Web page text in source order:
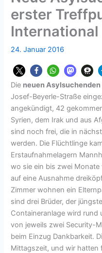
erster
International
24. Januar 2016
Die neuen Asylsuchenden
Josef-Beyerle-Straße
angekündigt, 42
Syrien, dem Irak und aus
sind noch frei, die in
werden. Die Flüchtlinge
Erstaufnahmelagern
wo sie ein bis zwei
auf eine Ausnahme
Zimmer wohnen ein
sind drei Brüder, der
Containeranlage wird rund
von jeweils zwei Security-
beim Einzug Dankbarkeit.
Mittagszeit, und wir hatten